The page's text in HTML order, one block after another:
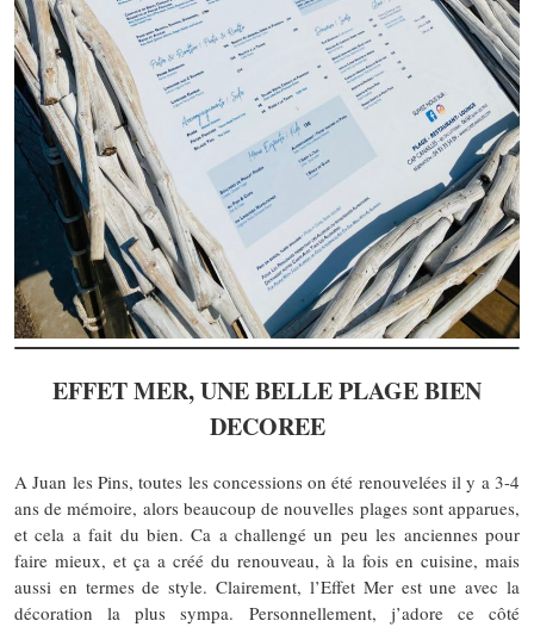
EFFET MER, UNE BELLE PLAGE BIEN
DECOREE
A Juan les Pins, toutes les concessions on été renouvelées il y a 3-4
ans de mémoire, alors beaucoup de nouvelles plages sont apparues,
et cela a fait du bien. Ca a challengé un peu les anciennes pour
faire mieux, et ça a créé du renouveau, à la fois en cuisine, mais
aussi en termes de style. Clairement, l’Effet Mer est une avec la
décoration la plus sympa. Personnellement, j’adore ce côté